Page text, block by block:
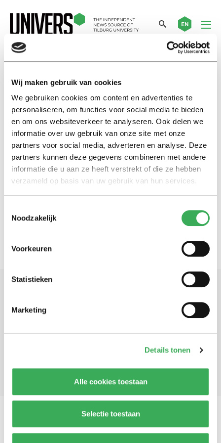
Wij maken gebruik van cookies
We gebruiken cookies om content en advertenties te
personaliseren, om functies voor social media te bieden
en om ons websiteverkeer te analyseren. Ook delen we
informatie over uw gebruik van onze site met onze
partners voor social media, adverteren en analyse. Deze
partners kunnen deze gegevens combineren met andere
informatie die u aan ze heeft verstrekt of die ze hebben
verzameld op basis van uw gebruik van hun services.
Noodzakelijk
Voorkeuren
Statistieken
Marketing
Details tonen
Alle cookies toestaan
Selectie toestaan
EN
Dit gaat Law School doen met
de studievoorschotmiddelen
25 juni 2019
Nieuws
Faculteitsraad TLS: zorgen over
studievoorschotmiddelen
Blijf op de hoogte. Meld je aan voor de nieuwsbrief van
Vragen, opmerkingen of tips?Neem contact met